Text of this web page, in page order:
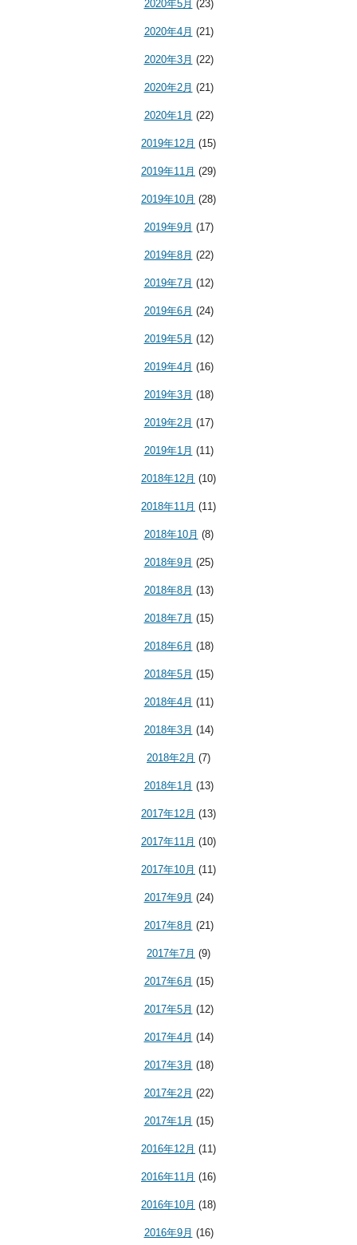
2020年5月 (23)
2020年4月 (21)
2020年3月 (22)
2020年2月 (21)
2020年1月 (22)
2019年12月 (15)
2019年11月 (29)
2019年10月 (28)
2019年9月 (17)
2019年8月 (22)
2019年7月 (12)
2019年6月 (24)
2019年5月 (12)
2019年4月 (16)
2019年3月 (18)
2019年2月 (17)
2019年1月 (11)
2018年12月 (10)
2018年11月 (11)
2018年10月 (8)
2018年9月 (25)
2018年8月 (13)
2018年7月 (15)
2018年6月 (18)
2018年5月 (15)
2018年4月 (11)
2018年3月 (14)
2018年2月 (7)
2018年1月 (13)
2017年12月 (13)
2017年11月 (10)
2017年10月 (11)
2017年9月 (24)
2017年8月 (21)
2017年7月 (9)
2017年6月 (15)
2017年5月 (12)
2017年4月 (14)
2017年3月 (18)
2017年2月 (22)
2017年1月 (15)
2016年12月 (11)
2016年11月 (16)
2016年10月 (18)
2016年9月 (16)